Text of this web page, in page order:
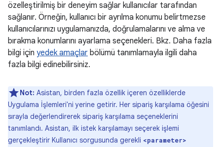
özelleştirilmiş bir deneyim sağlar kullanıcılar tarafından
sağlanır. Örneğin, kullanıcı bir ayrılma konumu belirtmezse
kullanıcılarınızı uygulamanızda, doğrulamalarını ve alma ve
bırakma konumlarını ayarlama seçenekleri. Bkz. Daha fazla
bilgi için yedek amaçlar bölümü tanımlamayla ilgili daha
fazla bilgi edinebilirsiniz.
Not: Asistan, birden fazla özellik içeren özelliklerde
Uygulama İşlemleri'ni yerine getirir. Her sipariş karşılama öğesini
sırayla değerlendirerek sipariş karşılama seçeneklerini
tanımlandı. Asistan, ilk istek karşılamayı seçerek işlemi
gerçekleştirir Kullanıcı sorgusunda gerekli <parameter>